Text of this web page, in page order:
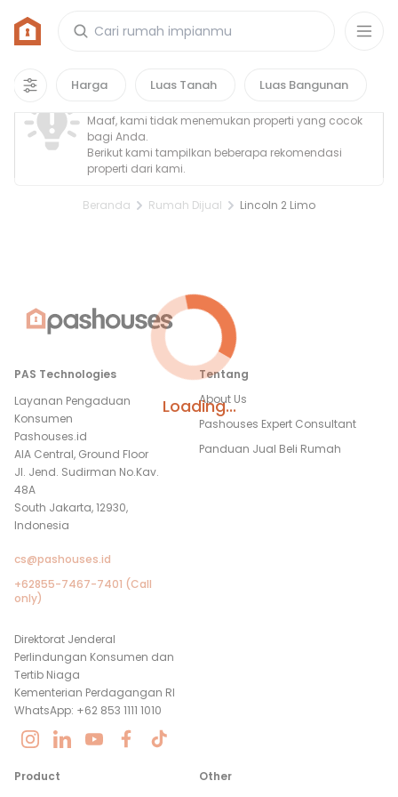
Harga Luas Tanah Luas Bangunan
Loading...
Rumah di Lincoln 2 Limo
0properti
Property Tidak Ditemukan
Maaf, kami tidak menemukan properti yang cocok
bagi Anda.
Berikut kami tampilkan beberapa rekomendasi
properti dari kami.
Beranda Rumah Dijual Lincoln 2 Limo
PAS Technologies
Layanan Pengaduan
Konsumen
Pashouses.id
AIA Central, Ground Floor
Jl. Jend. Sudirman No.Kav.
48A
South Jakarta, 12930,
Indonesia
cs@pashouses.id
+62855-7467-7401 (Call
only)
Direktorat Jenderal
Perlindungan Konsumen dan
Tertib Niaga
Kementerian Perdagangan RI
WhatsApp: +62 853 1111 1010
Tentang
About Us
Pashouses Expert Consultant
Panduan Jual Beli Rumah
Product
Other